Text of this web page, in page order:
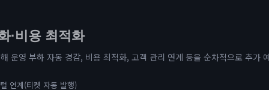
·비용 최적화
운영 부하 자동 경감, 비용 최적화, 고객 관리 연계 등을 순차적으로 추가
연계(티켓 자동 발행)